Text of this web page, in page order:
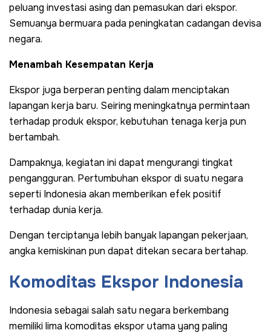
peluang investasi asing dan pemasukan dari ekspor.
Semuanya bermuara pada peningkatan cadangan devisa
negara.
Menambah Kesempatan Kerja
Ekspor juga berperan penting dalam menciptakan
lapangan kerja baru. Seiring meningkatnya permintaan
terhadap produk ekspor, kebutuhan tenaga kerja pun
bertambah.
Dampaknya, kegiatan ini dapat mengurangi tingkat
pengangguran. Pertumbuhan ekspor di suatu negara
seperti Indonesia akan memberikan efek positif
terhadap dunia kerja.
Dengan terciptanya lebih banyak lapangan pekerjaan,
angka kemiskinan pun dapat ditekan secara bertahap.
Komoditas Ekspor Indonesia
Indonesia sebagai salah satu negara berkembang
memiliki lima komoditas ekspor utama yang paling